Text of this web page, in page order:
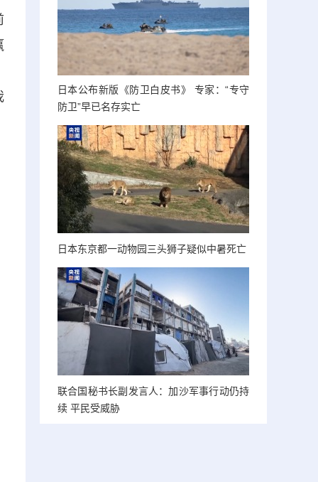
日本公布新版《防卫白皮书》 专家：“专守
防卫”早已名存实亡
日本东京都一动物园三头狮子疑似中暑死亡
联合国秘书长副发言人：加沙军事行动仍持
续 平民受威胁